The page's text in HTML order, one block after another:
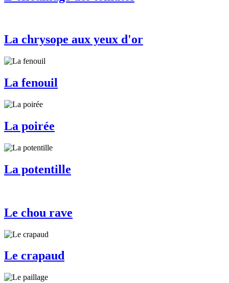
La chrysope aux yeux d'or
La fenouil
La poirée
La potentille
Le chou rave
Le crapaud